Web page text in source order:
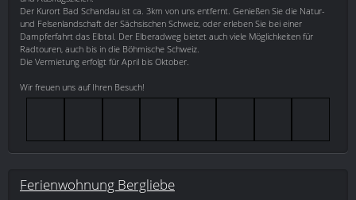
Der Kurort Bad Schandau ist ca. 3km von uns entfernt. Genießen Sie die Natur-
und Felsenlandschaft der Sächsischen Schweiz, oder erleben Sie bei einer
Dampferfahrt das Elbtal. Der Elberadweg bietet auch viele Möglichkeiten für
Radtouren, auch bis in die Böhmische Schweiz.
Die Vermietung erfolgt für April bis Oktober.
Wir freuen uns auf Ihren Besuch!
Ferienwohnung Bergliebe